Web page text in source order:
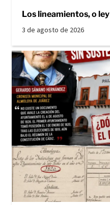
Los lineamientos, o
3 de agosto de 2026